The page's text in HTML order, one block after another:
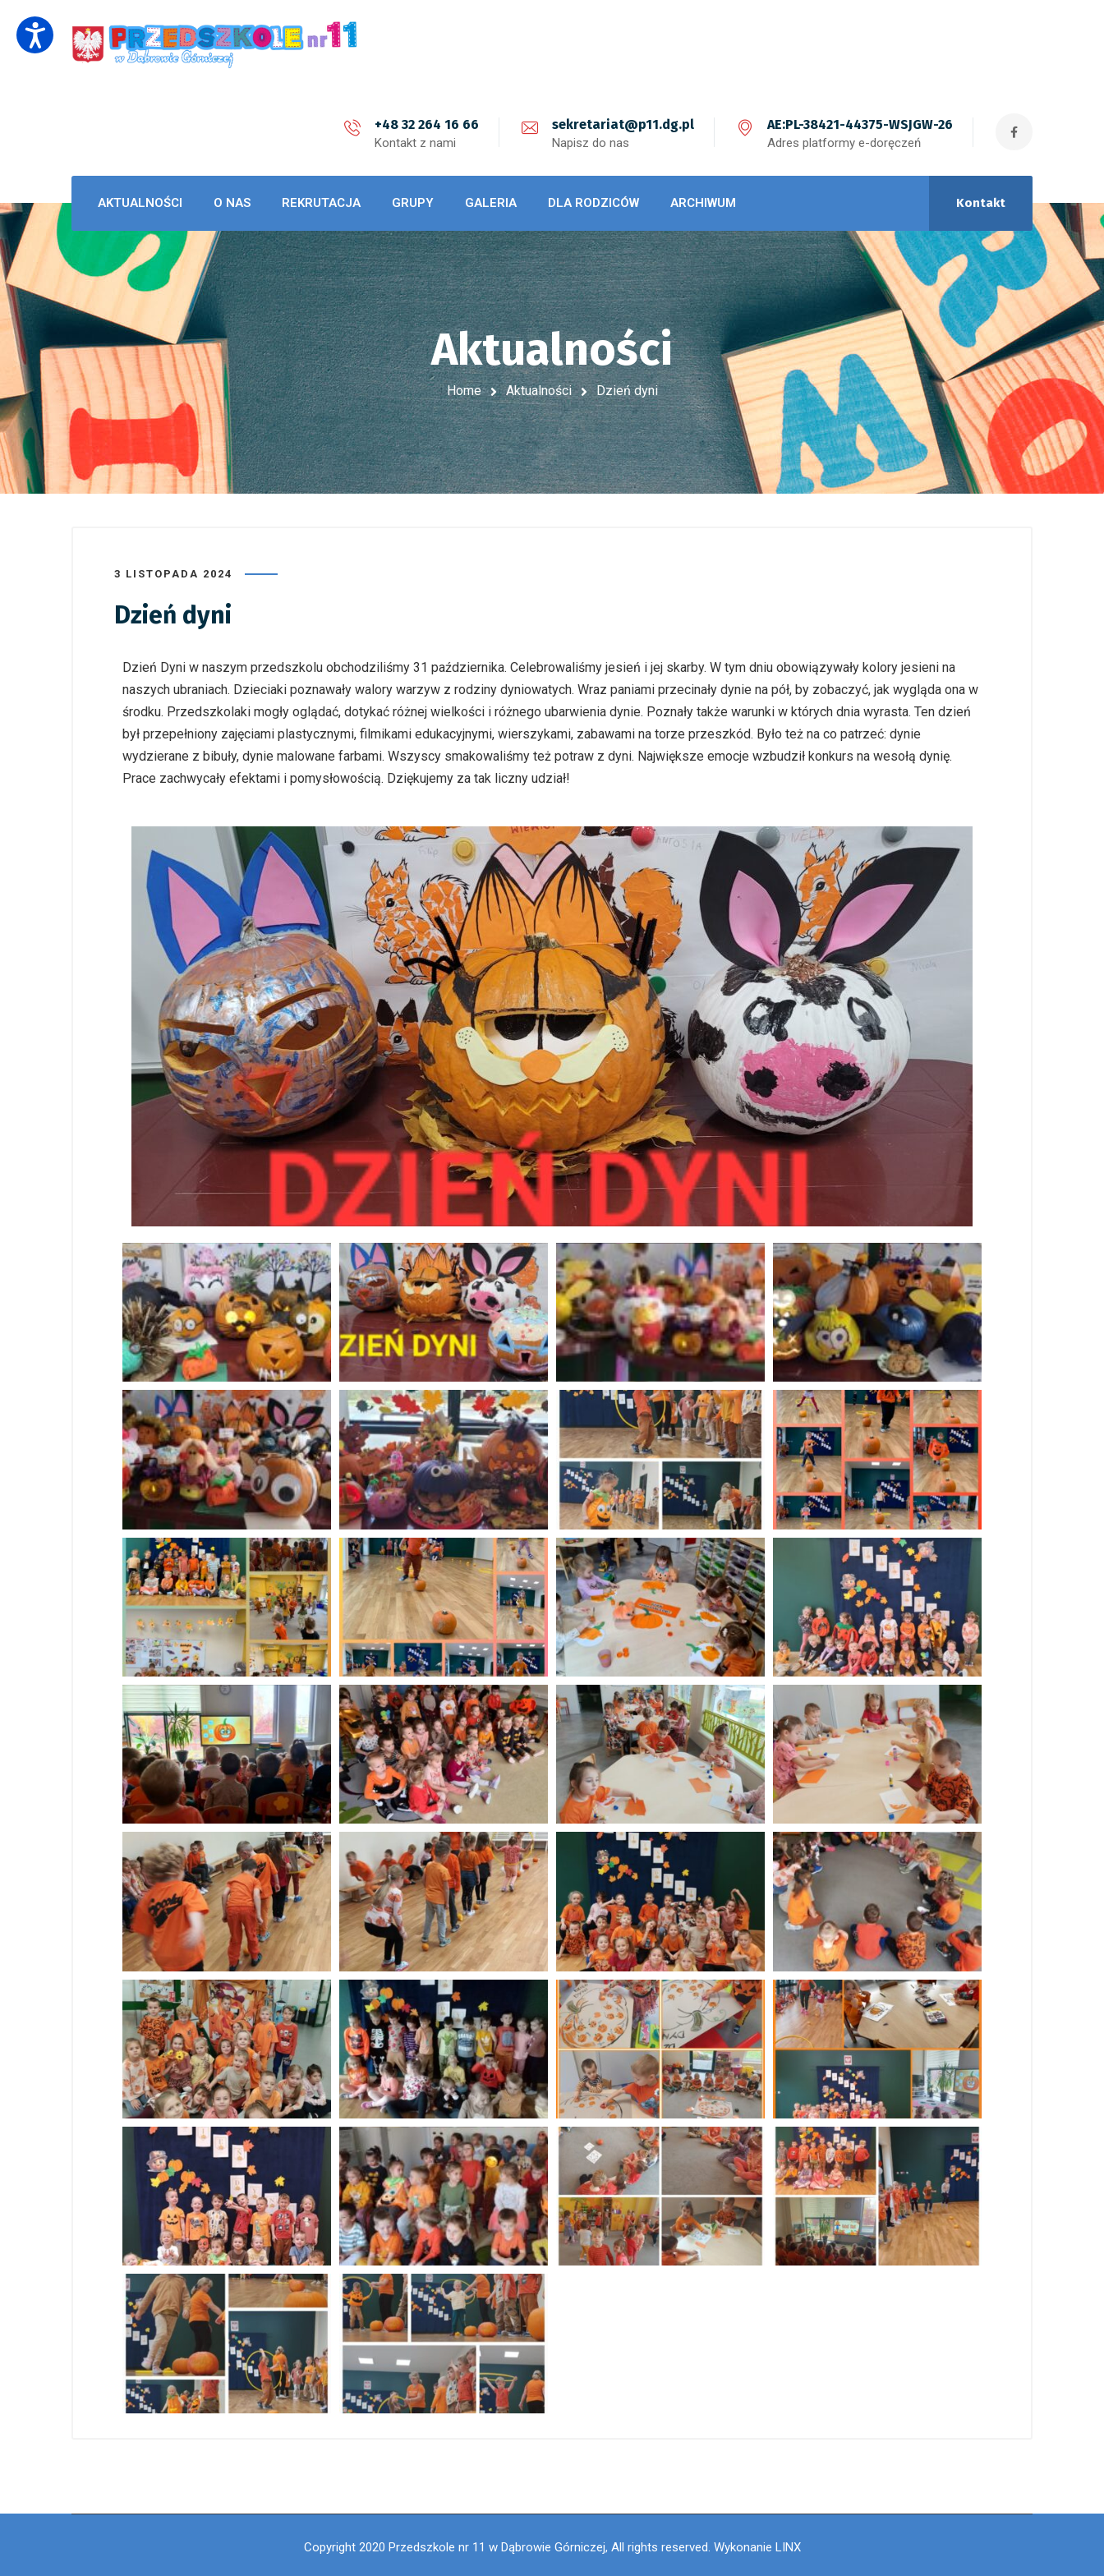
+48 32 264 16 66
Kontakt z nami
sekretariat@p11.dg.pl
Napisz do nas
AE:PL-38421-44375-WSJGW-26
Adres platformy e-doręczeń
Kontakt
AKTUALNOŚCI O NAS REKRUTACJA GRUPY GALERIA DLA RODZICÓW ARCHIWUM
Aktualności
Home Aktualności Dzień dyni
3 LISTOPADA 2024
Dzień dyni
Dzień Dyni w naszym przedszkolu obchodziliśmy 31 października. Celebrowaliśmy jesień i jej skarby. W tym dniu obowiązywały kolory jesieni na
naszych ubraniach. Dzieciaki poznawały walory warzyw z rodziny dyniowatych. Wraz paniami przecinały dynie na pół, by zobaczyć, jak wygląda ona w
środku. Przedszkolaki mogły oglądać, dotykać różnej wielkości i różnego ubarwienia dynie. Poznały także warunki w których dnia wyrasta. Ten dzień
był przepełniony zajęciami plastycznymi, filmikami edukacyjnymi, wierszykami, zabawami na torze przeszkód. Było też na co patrzeć: dynie
wydzierane z bibuły, dynie malowane farbami. Wszyscy smakowaliśmy też potraw z dyni. Największe emocje wzbudził konkurs na wesołą dynię.
Prace zachwycały efektami i pomysłowością. Dziękujemy za tak liczny udział!
Copyright 2020 Przedszkole nr 11 w Dąbrowie Górniczej, All rights reserved. Wykonanie LINX